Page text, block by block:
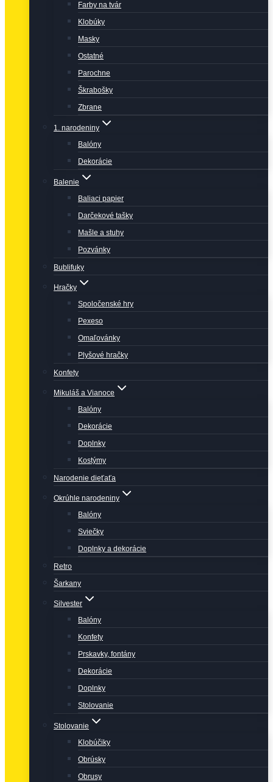
Farby na tvár
Klobúky
Masky
Ostatné
Parochne
Škrabošky
Zbrane
1. narodeniny
Balóny
Dekorácie
Balenie
Baliaci papier
Darčekové tašky
Mašle a stuhy
Pozvánky
Bublifuky
Hračky
Spoločenské hry
Pexeso
Omaľovánky
Plyšové hračky
Konfety
Mikuláš a Vianoce
Balóny
Dekorácie
Doplnky
Kostýmy
Narodenie dieťaťa
Okrúhle narodeniny
Balóny
Sviečky
Doplnky a dekorácie
Retro
Šarkany
Silvester
Balóny
Konfety
Prskavky, fontány
Dekorácie
Doplnky
Stolovanie
Stolovanie
Klobúčiky
Obrúsky
Obrusy